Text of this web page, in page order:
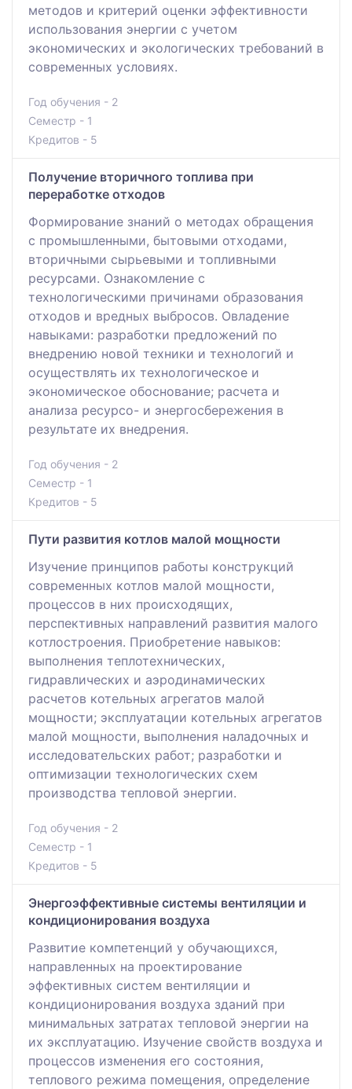
методов и критерий оценки эффективности
использования энергии с учетом
экономических и экологических требований в
современных условиях.
Год обучения - 2
Семестр - 1
Кредитов - 5
Получение вторичного топлива при
переработке отходов
Формирование знаний о методах обращения
с промышленными, бытовыми отходами,
вторичными сырьевыми и топливными
ресурсами. Ознакомление с
технологическими причинами образования
отходов и вредных выбросов. Овладение
навыками: разработки предложений по
внедрению новой техники и технологий и
осуществлять их технологическое и
экономическое обоснование; расчета и
анализа ресурсо- и энергосбережения в
результате их внедрения.
Год обучения - 2
Семестр - 1
Кредитов - 5
Пути развития котлов малой мощности
Изучение принципов работы конструкций
современных котлов малой мощности,
процессов в них происходящих,
перспективных направлений развития малого
котлостроения. Приобретение навыков:
выполнения теплотехнических,
гидравлических и аэродинамических
расчетов котельных агрегатов малой
мощности; эксплуатации котельных агрегатов
малой мощности, выполнения наладочных и
исследовательских работ; разработки и
оптимизации технологических схем
производства тепловой энергии.
Год обучения - 2
Семестр - 1
Кредитов - 5
Энергоэффективные системы вентиляции и
кондиционирования воздуха
Развитие компетенций у обучающихся,
направленных на проектирование
эффективных систем вентиляции и
кондиционирования воздуха зданий при
минимальных затратах тепловой энергии на
их эксплуатацию. Изучение свойств воздуха и
процессов изменения его состояния,
теплового режима помещения, определение